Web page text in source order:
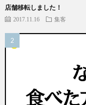
店舗移転しました！
2017.11.16 集客